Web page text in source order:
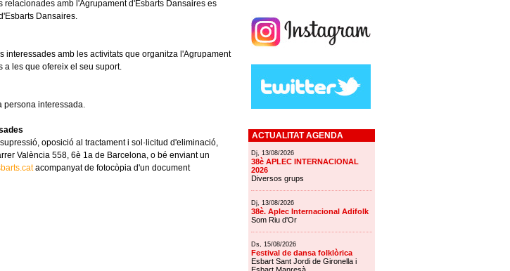
relacionades amb l'Agrupament d'Esbarts Dansaires es
Dansaires.
interessades amb les activitats que organitza l'Agrupament
les que ofereix el seu suport.
persona interessada.
oposició al tractament i sol·licitud d'eliminació,
València 558, 6è 1a de Barcelona, o bé enviant un
acompanyat de fotocòpia d'un document
ACTUALITAT AGENDA
Dj, 13/08/2026
38è APLEC INTERNACIONAL
2026
Diversos grups
Dj, 13/08/2026
38è. Aplec Internacional Adifolk
Som Riu d'Or
Ds, 15/08/2026
Festival de dansa folklòrica
Esbart Sant Jordi de Gironella i